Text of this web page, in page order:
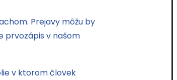
Prejavy môžu by
prvozápis v našom
v ktorom človek